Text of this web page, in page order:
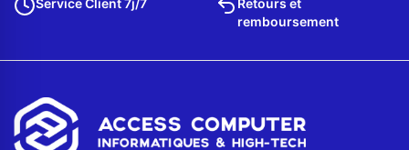
Service Client 7j/7
Retours et
remboursement